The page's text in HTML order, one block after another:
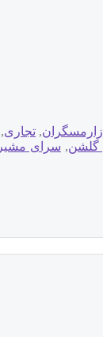
, تجاری,
گلشن, سرای مشیر